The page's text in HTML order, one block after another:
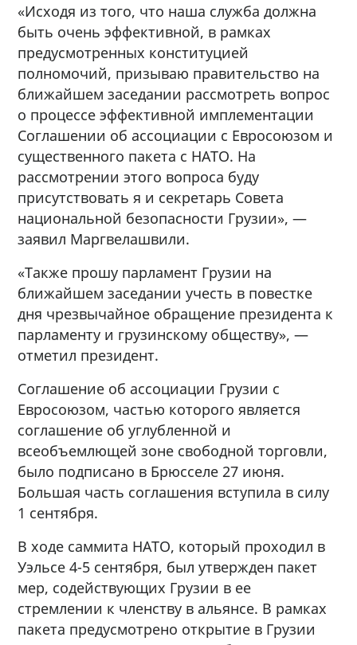
«Исходя из того, что наша служба должна
быть очень эффективной, в рамках
предусмотренных конституцией
полномочий, призываю правительство на
ближайшем заседании рассмотреть вопрос
о процессе эффективной имплементации
Соглашении об ассоциации с Евросоюзом и
существенного пакета с НАТО. На
рассмотрении этого вопроса буду
присутствовать я и секретарь Совета
национальной безопасности Грузии», —
заявил Маргвелашвили.
«Также прошу парламент Грузии на
ближайшем заседании учесть в повестке
дня чрезвычайное обращение президента к
парламенту и грузинскому обществу», —
отметил президент.
Соглашение об ассоциации Грузии с
Евросоюзом, частью которого является
соглашение об углубленной и
всеобъемлющей зоне свободной торговли,
было подписано в Брюсселе 27 июня.
Большая часть соглашения вступила в силу
1 сентября.
В ходе саммита НАТО, который проходил в
Уэльсе 4-5 сентября, был утвержден пакет
мер, содействующих Грузии в ее
стремлении к членству в альянсе. В рамках
пакета предусмотрено открытие в Грузии